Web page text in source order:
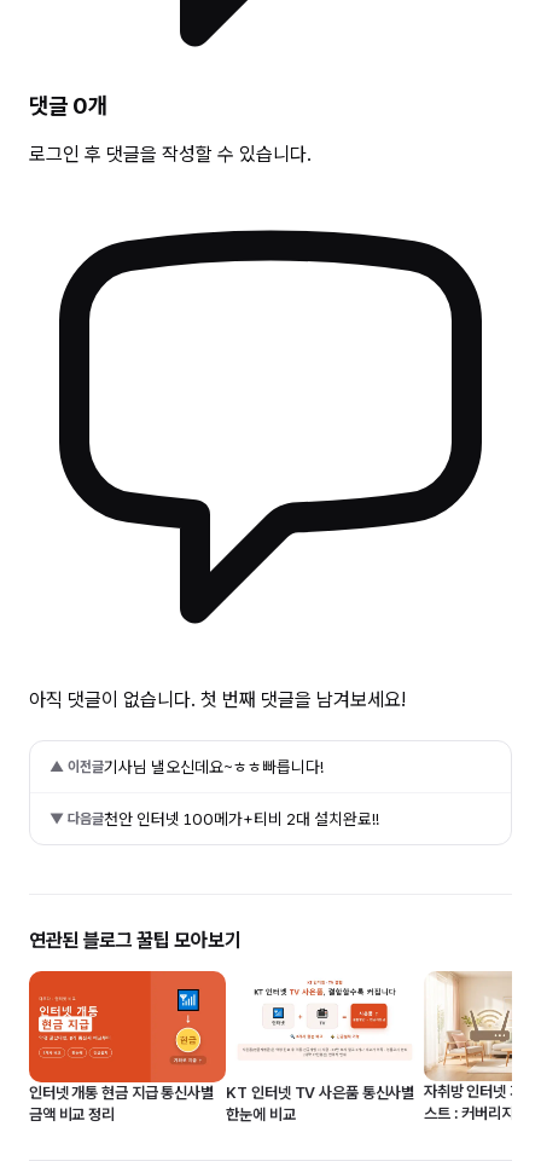
댓글 0개
로그인 후 댓글을 작성할 수 있습니다.
아직 댓글이 없습니다. 첫 번째 댓글을 남겨보세요!
▲ 이전글기사님 낼오신데요~ㅎㅎ빠릅니다!
▼ 다음글천안 인터넷 100메가+티비 2대 설치완료!!
연관된 블로그 꿀팁 모아보기
인터넷 개통 현금 지급 통신사별
금액 비교 정리
KT 인터넷 TV 사은품 통신사별
한눈에 비교
자취방 인터넷 가입
스트 : 커버리지 조